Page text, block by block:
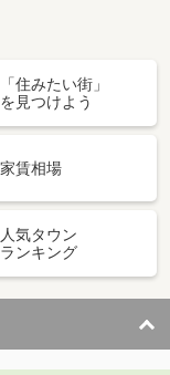
泰寺町１丁目
十日市町
「住みたい街」
を見つけよう
家賃相場
人気タウン
ランキング